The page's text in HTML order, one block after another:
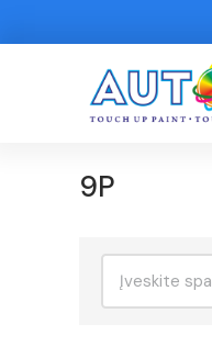
9P